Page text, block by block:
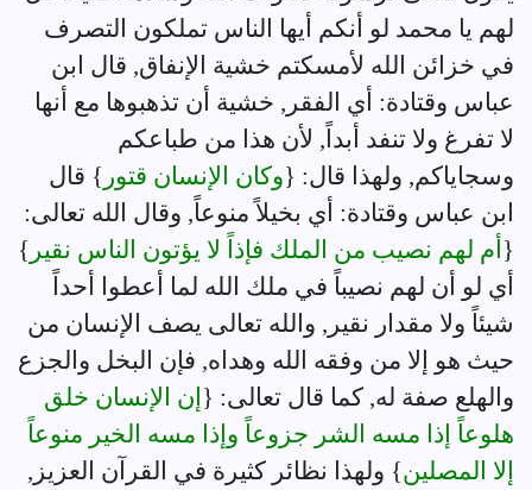
لهم يا محمد لو أنكم أيها الناس تملكون التصرف
في خزائن الله لأمسكتم خشية الإنفاق, قال ابن
عباس وقتادة: أي الفقر, خشية أن تذهبوها مع أنها
لا تفرغ ولا تنفد أبداً, لأن هذا من طباعكم
وسجاياكم, ولهذا قال: {وكان الإنسان قتور } قال
ابن عباس وقتادة: أي بخيلاً منوعاً, وقال الله تعالى:
{ أم لهم نصيب من الملك فإذاً لا يؤتون الناس نقير }
أي لو أن لهم نصيباً في ملك الله لما أعطوا أحداً
شيئاً ولا مقدار نقير, والله تعالى يصف الإنسان من
حيث هو إلا من وفقه الله وهداه, فإن البخل والجزع
والهلع صفة له, كما قال تعالى: { إن الإنسان خلق
هلوعاً إذا مسه الشر جزوعاً وإذا مسه الخير منوعاً
إلا المصلين} ولهذا نظائر كثيرة في القرآن العزيز,